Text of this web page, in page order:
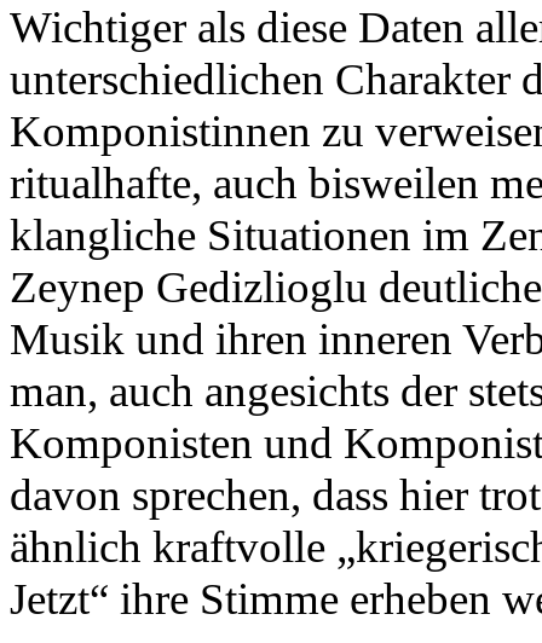
Wichtiger als diese Daten
unterschiedlichen Charakter
Komponistinnen zu
ritualhafte, auch bisweilen
klangliche Situationen im
Zeynep Gedizlioglu
Musik und ihren inneren
man, auch angesichts der
Komponisten und
davon sprechen, dass hier
ähnlich kraftvolle
Jetzt“ ihre Stimme erheben